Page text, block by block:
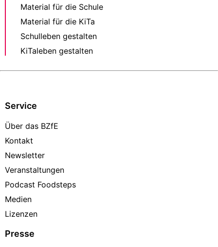
Material für die Schule
Material für die KiTa
Schulleben gestalten
KiTaleben gestalten
Service
Über das BZfE
Kontakt
Newsletter
Veranstaltungen
Podcast Foodsteps
Medien
Lizenzen
Presse